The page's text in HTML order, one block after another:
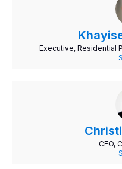
Executive, Residential
CEO,